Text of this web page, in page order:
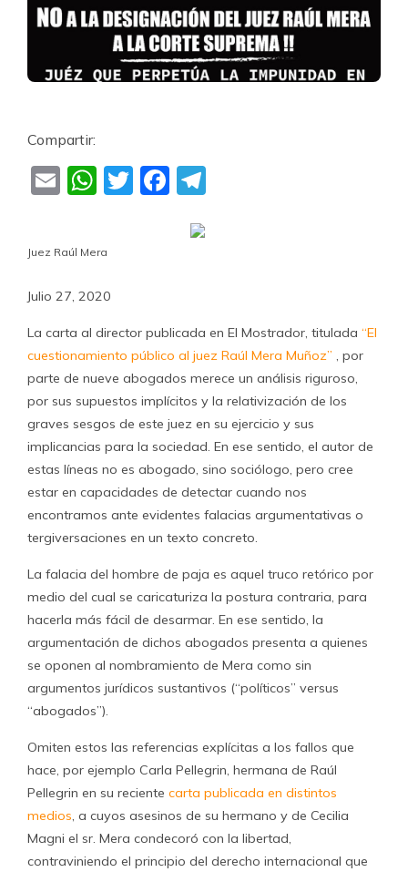
Compartir:
EmailWhatsApp
TwitterFacebook
Juez Raúl Mera
Julio 27, 2020
La carta al director publicada en El Mostrador, titulada “El
cuestionamiento público al juez Raúl Mera Muñoz” , por
parte de nueve abogados merece un análisis riguroso,
por sus supuestos implícitos y la relativización de los
graves sesgos de este juez en su ejercicio y sus
implicancias para la sociedad. En ese sentido, el autor de
estas líneas no es abogado, sino sociólogo, pero cree
estar en capacidades de detectar cuando nos
encontramos ante evidentes falacias argumentativas o
tergiversaciones en un texto concreto.
La falacia del hombre de paja es aquel truco retórico por
medio del cual se caricaturiza la postura contraria, para
hacerla más fácil de desarmar. En ese sentido, la
argumentación de dichos abogados presenta a quienes
se oponen al nombramiento de Mera como sin
argumentos jurídicos sustantivos (“políticos” versus
“abogados”).
Omiten estos las referencias explícitas a los fallos que
hace, por ejemplo Carla Pellegrin, hermana de Raúl
Pellegrin en su reciente carta publicada en distintos
medios, a cuyos asesinos de su hermano y de Cecilia
Magni el sr. Mera condecoró con la libertad,
contraviniendo el principio del derecho internacional que